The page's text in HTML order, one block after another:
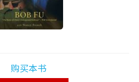
购买本书